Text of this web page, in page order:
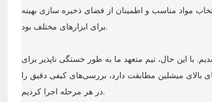
انتخاب مواد مناسب و اطمینان از فضای ذخیره سازی بهینه
برای ابزارهای مختلف بود.
با این حال، تیم متعهد ما به طور خستگی ناپذیر برای
بالای میشلین مطابقت دارد، بررسی‌های کیفی دقیق را
در هر مرحله اجرا کردیم.